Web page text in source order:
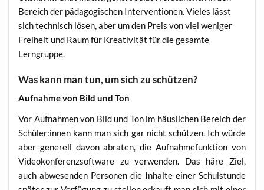
Bereich der päd­ago­gi­schen Inter­ven­tio­nen. Vie­les lässt
sich tech­nisch lösen, aber um den Preis von viel weni­ger
Frei­heit und Raum für Krea­ti­vi­tät für die gesam­te
Lerngruppe.
Was kann man tun, um sich zu schützen?
Auf­nah­me von Bild und Ton
Vor Auf­nah­men von Bild und Ton im häus­li­chen Bereich der
Schüler:innen kann man sich gar nicht schüt­zen. Ich wür­de
aber gene­rell davon abra­ten, die Auf­nah­me­funk­ti­on von
Video­kon­fe­renz­soft­ware zu ver­wen­den. Das häre Ziel,
auch abwe­sen­den Per­so­nen die Inhal­te einer Schul­stun­de